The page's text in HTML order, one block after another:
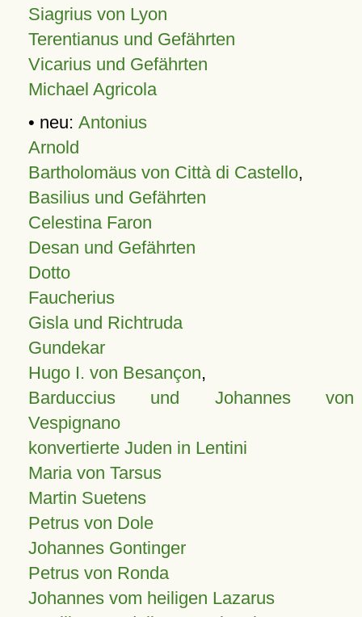
Siagrius von Lyon
Terentianus und Gefährten
Vicarius und Gefährten
Michael Agricola
• neu: Antonius
Arnold
Bartholomäus von Città di Castello,
Basilius und Gefährten
Celestina Faron
Desan und Gefährten
Dotto
Faucherius
Gisla und Richtruda
Gundekar
Hugo I. von Besançon,
Barduccius und Johannes von
Vespignano
konvertierte Juden in Lentini
Maria von Tarsus
Martin Suetens
Petrus von Dole
Johannes Gontinger
Petrus von Ronda
Johannes vom heiligen Lazarus